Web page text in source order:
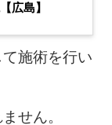
広島】
施術を行い
せん。